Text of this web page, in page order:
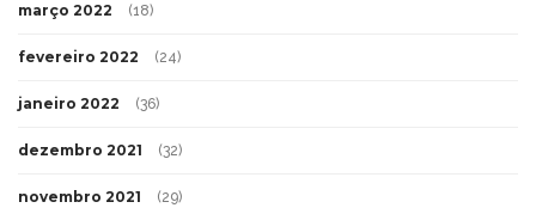
março 2022 (18)
fevereiro 2022 (24)
janeiro 2022 (36)
dezembro 2021 (32)
novembro 2021 (29)